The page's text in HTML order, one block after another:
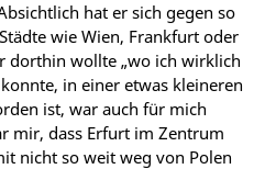
hat er sich gegen so
wie Wien, Frankfurt oder
dorthin wollte „wo ich wirklich
in einer etwas kleineren
ist, war auch für mich
mir, dass Erfurt im Zentrum
nicht so weit weg von Polen